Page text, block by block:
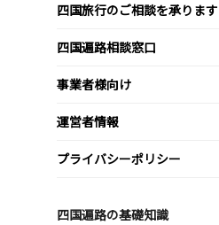
四国旅行のご相談を承ります
四国遍路相談窓口
事業者様向け
運営者情報
プライバシーポリシー
四国遍路の基礎知識